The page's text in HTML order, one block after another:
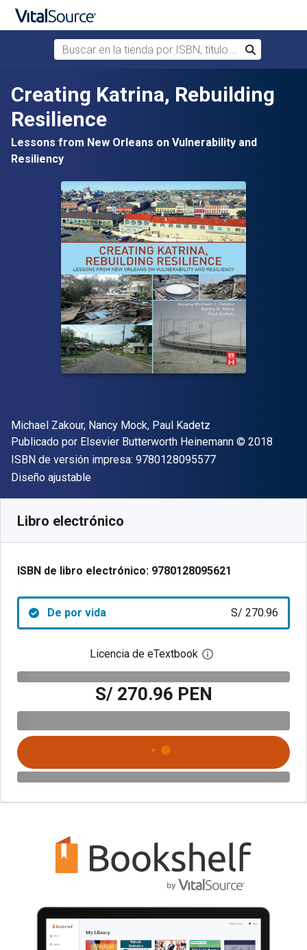
Saltar al contenido principal
Buscar en la tienda por ISBN, título o autor
Buscar
Creating Katrina, Rebuilding
Resilience
Lessons from New Orleans on Vulnerability and
Resiliency
Autor(es)
Michael Zakour, Nancy Mock, Paul Kadetz
Editor
Publicado por Elsevier Butterworth Heinemann Copyright
© 2018
ISBN de versión impresa: 9780128095577"ISBN-13
Formato
Diseño ajustable
Libro electrónico
ISBN de libro electrónico: 9780128095621
De por vida S/ 270.96
Licencia de eTextbook Abre el cuadro de
S/ 270.96 PEN